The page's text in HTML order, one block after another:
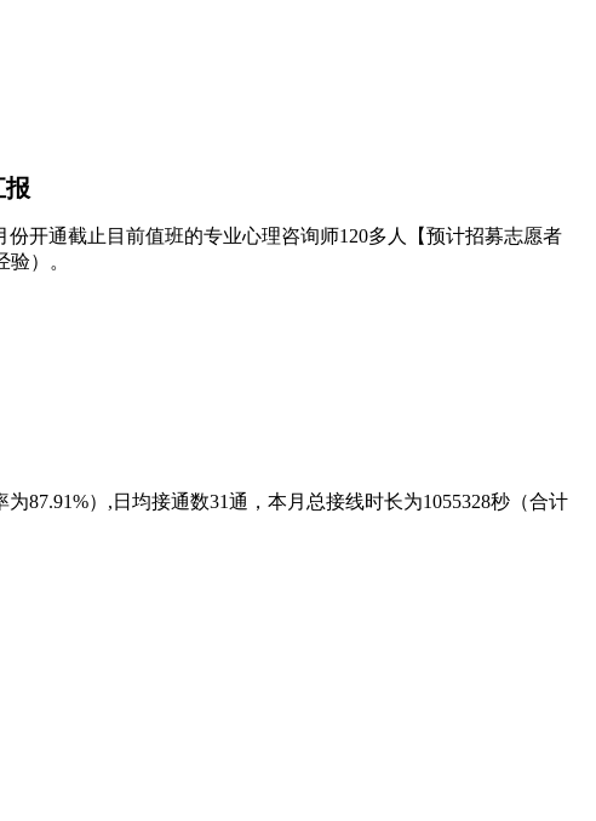
报
开通截止目前值班的专业心理咨询师120多人【预计招募志愿者
）。
87.91%）,日均接通数31通，本月总接线时长为1055328秒（合计